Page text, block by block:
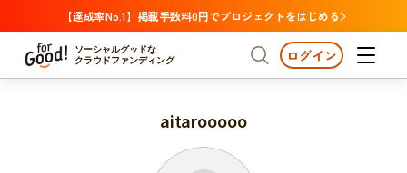
【達成率No.1】掲載手数料0円でプロジェクトをはじめる
ソーシャルグッドな
クラウドファンディング
プロジェクトからさがす 注目
支援金額が多い
ログイン
aitarooooo